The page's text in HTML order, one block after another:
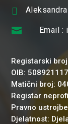

 Email :
Registarski
OIB:
Matični broj:
Registar
Pravno
Djelatnost: